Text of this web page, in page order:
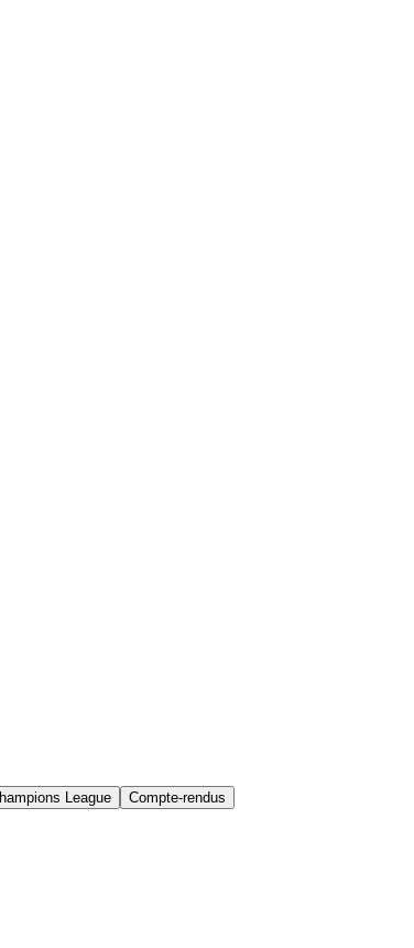
League
Compte-rendus